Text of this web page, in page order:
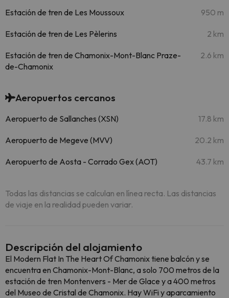
Estación de tren de Les Moussoux 950 m
Estación de tren de Les Pèlerins 2 km
Estación de tren de Chamonix-Mont-Blanc Praze-
de-Chamonix
2.6 km
Aeropuertos cercanos
Aeropuerto de Sallanches (XSN) 17.8 km
Aeropuerto de Megeve (MVV) 20.2 km
Aeropuerto de Aosta - Corrado Gex (AOT) 43.7 km
Todas las distancias se calculan en línea recta. Las distancias
de viaje en la realidad pueden variar.
Descripción del alojamiento
El Modern Flat In The Heart Of Chamonix tiene balcón y se
encuentra en Chamonix-Mont-Blanc, a solo 700 metros de la
estación de tren Montenvers - Mer de Glace y a 400 metros
del Museo de Cristal de Chamonix. Hay WiFi y aparcamiento